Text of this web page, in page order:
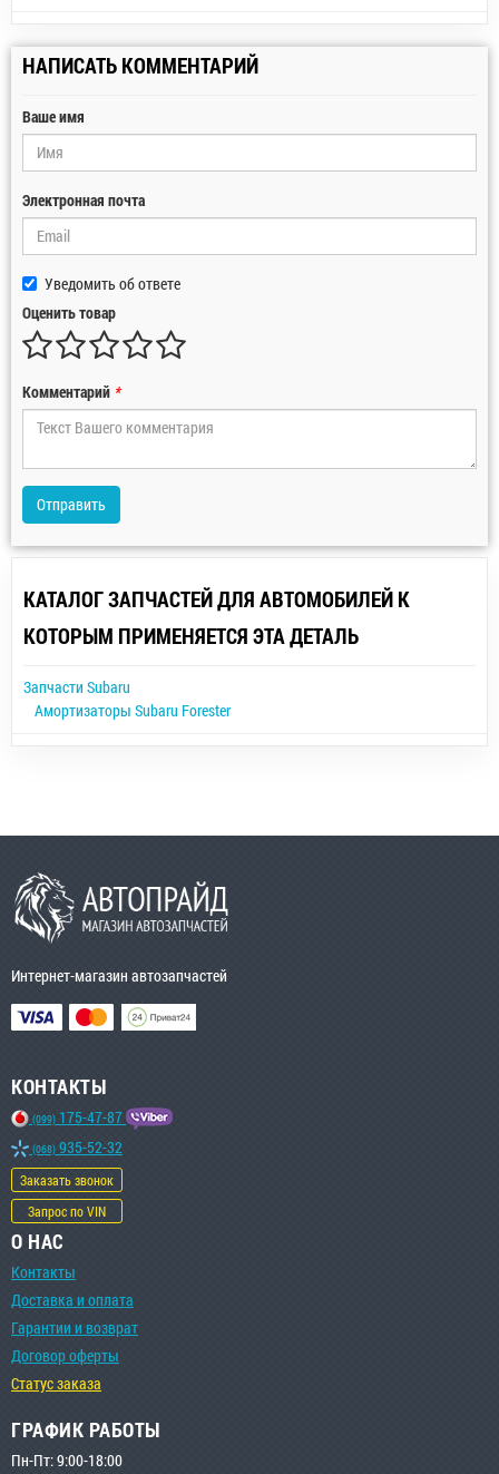
НАПИСАТЬ КОММЕНТАРИЙ
Ваше имя
Электронная почта
Уведомить об ответе
Оценить товар
Комментарий *
Отправить
КАТАЛОГ ЗАПЧАСТЕЙ ДЛЯ АВТОМОБИЛЕЙ К
КОТОРЫМ ПРИМЕНЯЕТСЯ ЭТА ДЕТАЛЬ
Запчасти Subaru
Амортизаторы Subaru Forester
Интернет-магазин автозапчастей
КОНТАКТЫ
(099) 175-47-87
(068) 935-52-32
Заказать звонок
Запрос по VIN
О НАС
Контакты
Доставка и оплата
Гарантии и возврат
Договор оферты
Статус заказа
ГРАФИК РАБОТЫ
Пн-Пт: 9:00-18:00